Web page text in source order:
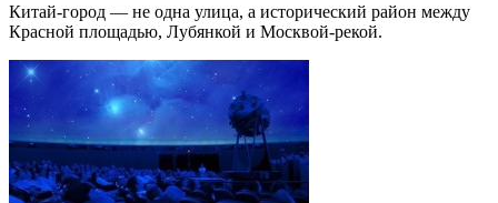
Китай-город — не одна улица, а исторический район между
Красной площадью, Лубянкой и Москвой-рекой.